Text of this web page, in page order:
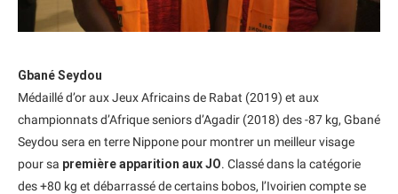
Gbané Seydou
Médaillé d’or aux Jeux Africains de Rabat (2019) et aux
championnats d’Afrique seniors d’Agadir (2018) des -87 kg, Gbané
Seydou sera en terre Nippone pour montrer un meilleur visage
pour sa première apparition aux JO. Classé dans la catégorie
des +80 kg et débarrassé de certains bobos, l’Ivoirien compte se